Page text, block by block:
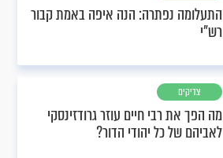
התעלומה נפתרה: הנה איפה באמת קבור
רש"י
צדיקים
מה הפך את רבי חיים עוזר גרודזינסקי
לאביהם של כל יהודי הדור?